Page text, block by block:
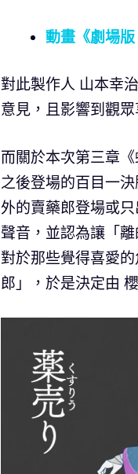
動畫《劇場
對此製作人 山本幸
意見，且影響到觀
而關於本次第三章
之後登場的百目一
外的賣藥郎登場或
聲音，並認為讓「
對於那些覺得喜愛
郎」，於是決定由